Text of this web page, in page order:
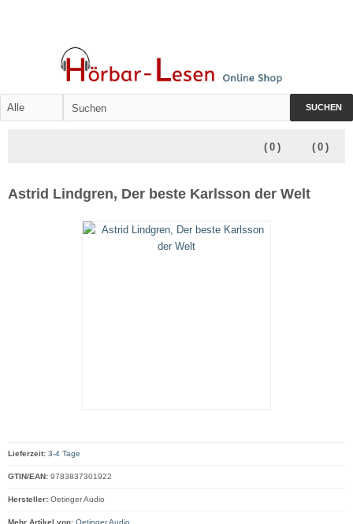
SUCHEN
( 0 )
( 0 )
Astrid Lindgren, Der beste Karlsson der Welt
Lieferzeit: 3-4 Tage
GTIN/EAN: 9783837301922
Hersteller: Oetinger Audio
Mehr Artikel von: Oetinger Audio